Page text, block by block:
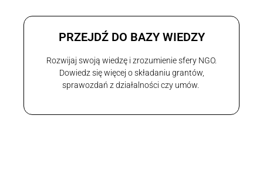
PRZEJDŹ DO BAZY WIEDZY
Rozwijaj swoją wiedzę i zrozumienie sfery NGO.
Dowiedz się więcej o składaniu grantów,
sprawozdań z działalności czy umów.